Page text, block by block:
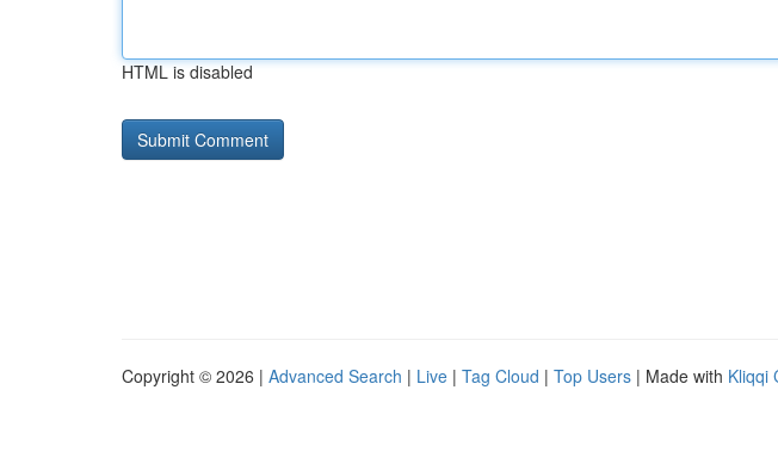
HTML is disabled
Copyright © 2026 | Advanced Search | Live | Tag Cloud | Top Users | Made with Kliqqi